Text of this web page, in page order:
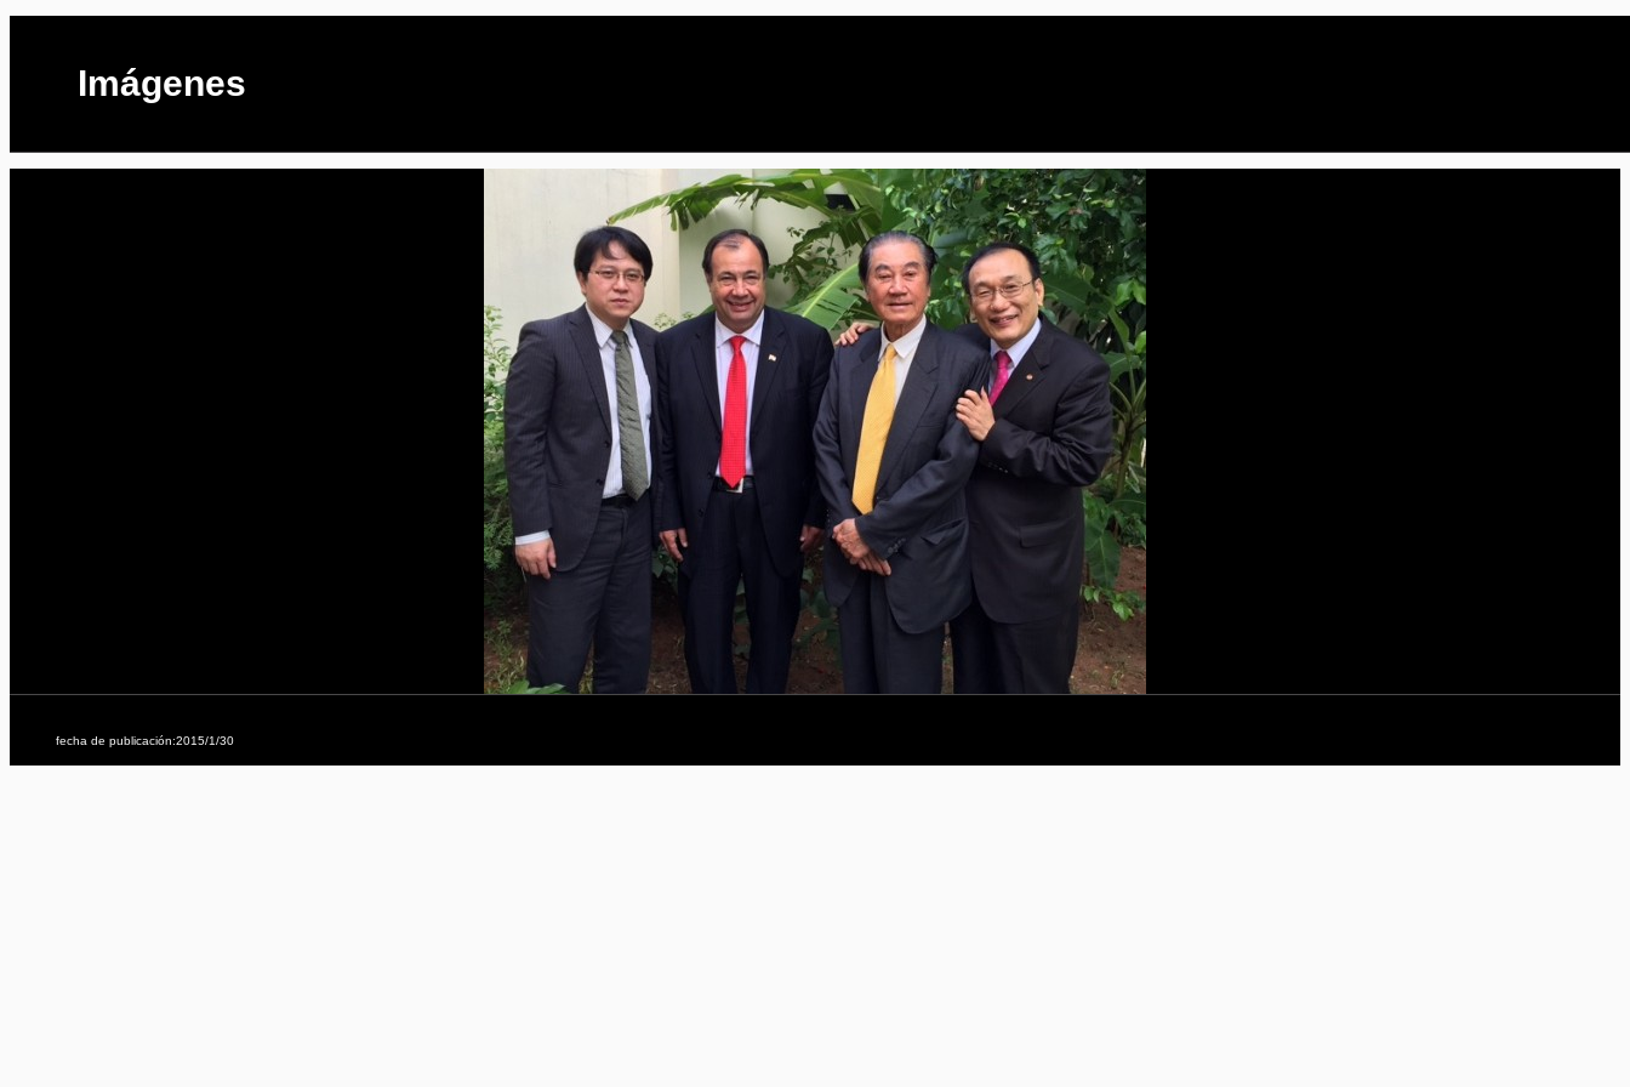
Imágenes
fecha de publicación:2015/1/30